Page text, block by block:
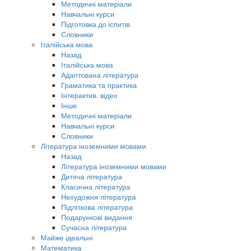
Методичні матеріали
Навчальні курси
Підготовка до іспитів
Словники
Італійська мова
Назад
Італійська мова
Адаптована література
Граматика та практика
Інтерактив. відео
Інше
Методичні матеріали
Навчальні курси
Словники
Література іноземними мовами
Назад
Література іноземними мовами
Дитяча література
Класична література
Нехудожня література
Підліткова література
Подарункові видання
Сучасна література
Майже ідеальні
Математика